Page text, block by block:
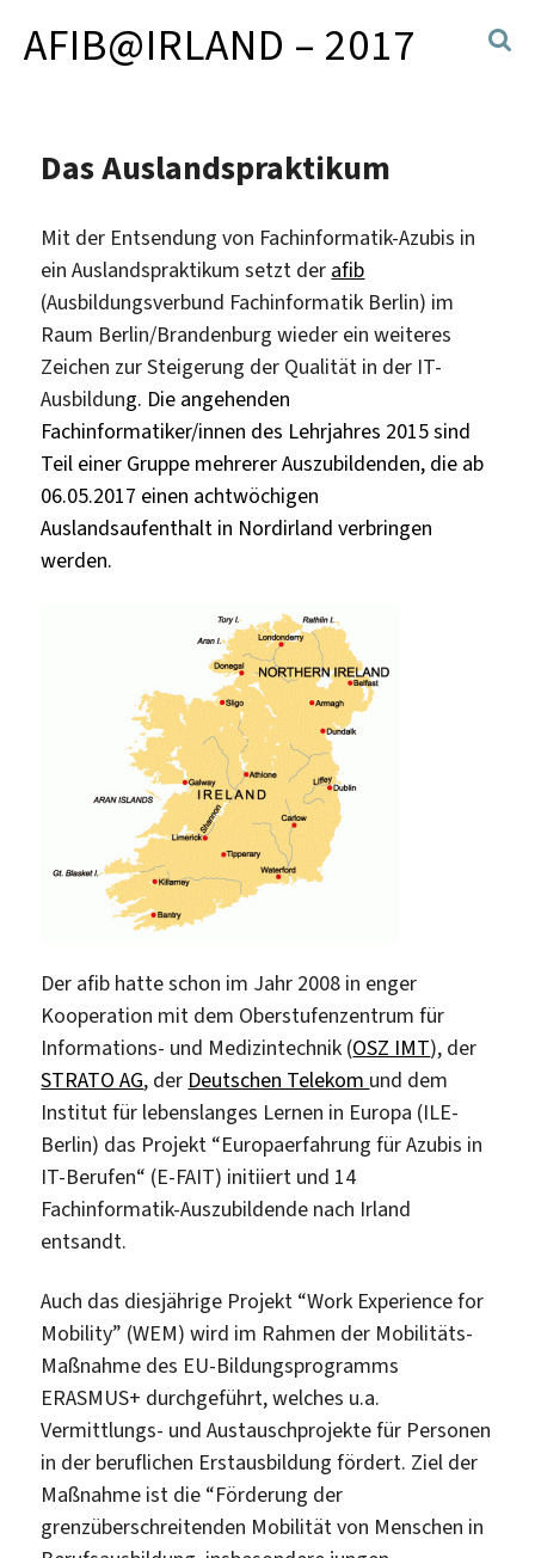
AFIB@IRLAND – 2017
Das Auslandspraktikum
Mit der Entsendung von Fachinformatik-Azubis in
ein Auslandspraktikum setzt der afib
(Ausbildungsverbund Fachinformatik Berlin) im
Raum Berlin/Brandenburg wieder ein weiteres
Zeichen zur Steigerung der Qualität in der IT-
Ausbildung. Die angehenden
Fachinformatiker/innen des Lehrjahres 2015 sind
Teil einer Gruppe mehrerer Auszubildenden, die ab
06.05.2017 einen achtwöchigen
Auslandsaufenthalt in Nordirland verbringen
werden.
Der afib hatte schon im Jahr 2008 in enger
Kooperation mit dem Oberstufenzentrum für
Informations- und Medizintechnik (OSZ IMT), der
STRATO AG, der Deutschen Telekom und dem
Institut für lebenslanges Lernen in Europa (ILE-
Berlin) das Projekt “Europaerfahrung für Azubis in
IT-Berufen“ (E-FAIT) initiiert und 14
Fachinformatik-Auszubildende nach Irland
entsandt.
Auch das diesjährige Projekt “Work Experience for
Mobility” (WEM) wird im Rahmen der Mobilitäts-
Maßnahme des EU-Bildungsprogramms
ERASMUS+ durchgeführt, welches u.a.
Vermittlungs- und Austauschprojekte für Personen
in der beruflichen Erstausbildung fördert. Ziel der
Maßnahme ist die “Förderung der
grenzüberschreitenden Mobilität von Menschen in